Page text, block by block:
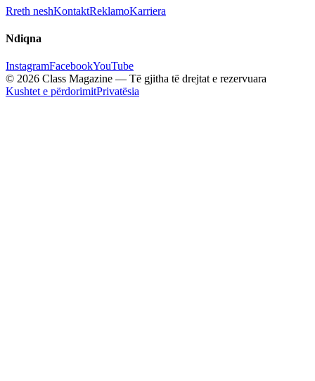
Rreth neshKontaktReklamoKarriera
Ndiqna
InstagramFacebookYouTube
© 2026 Class Magazine — Të gjitha të drejtat e rezervuara
Kushtet e përdorimitPrivatësia